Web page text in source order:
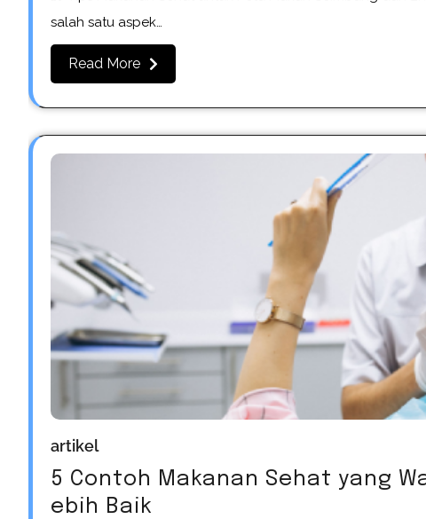
salah satu aspek…
Read More
artikel
5 Contoh Makanan Sehat yang
ebih Baik